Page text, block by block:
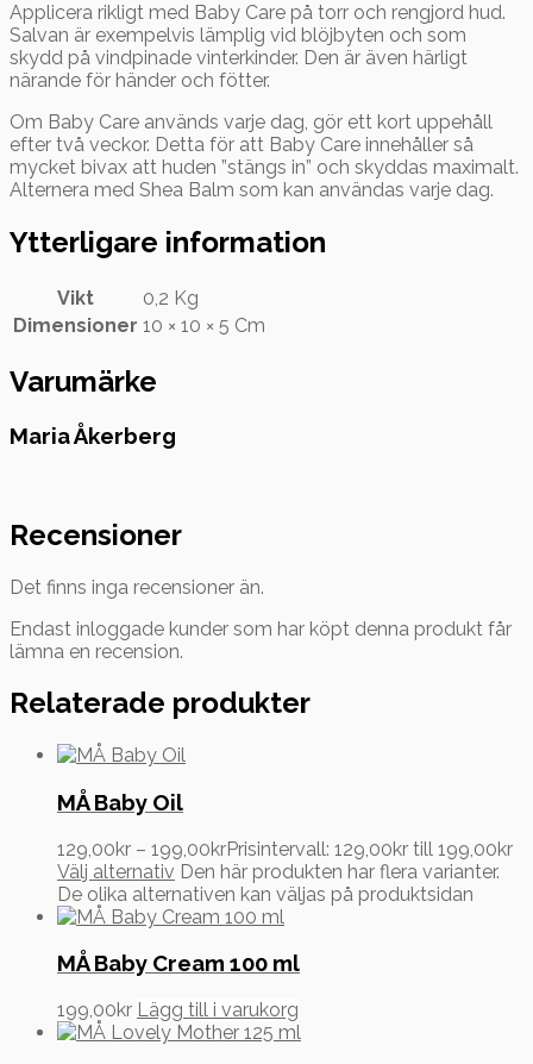
Applicera rikligt med Baby Care på torr och rengjord hud.
Salvan är exempelvis lämplig vid blöjbyten och som
skydd på vindpinade vinterkinder. Den är även härligt
närande för händer och fötter.
Om Baby Care används varje dag, gör ett kort uppehåll
efter två veckor. Detta för att Baby Care innehåller så
mycket bivax att huden ”stängs in” och skyddas maximalt.
Alternera med Shea Balm som kan användas varje dag.
Ytterligare information
Vikt
0,2 Kg
Dimensioner 10 × 10 × 5 Cm
Varumärke
Maria Åkerberg
Recensioner
Det finns inga recensioner än.
Endast inloggade kunder som har köpt denna produkt får
lämna en recension.
Relaterade produkter
MÅ Baby Oil
129,00kr – 199,00krPrisintervall: 129,00kr till 199,00kr
Välj alternativ Den här produkten har flera varianter.
De olika alternativen kan väljas på produktsidan
MÅ Baby Cream 100 ml
199,00kr Lägg till i varukorg